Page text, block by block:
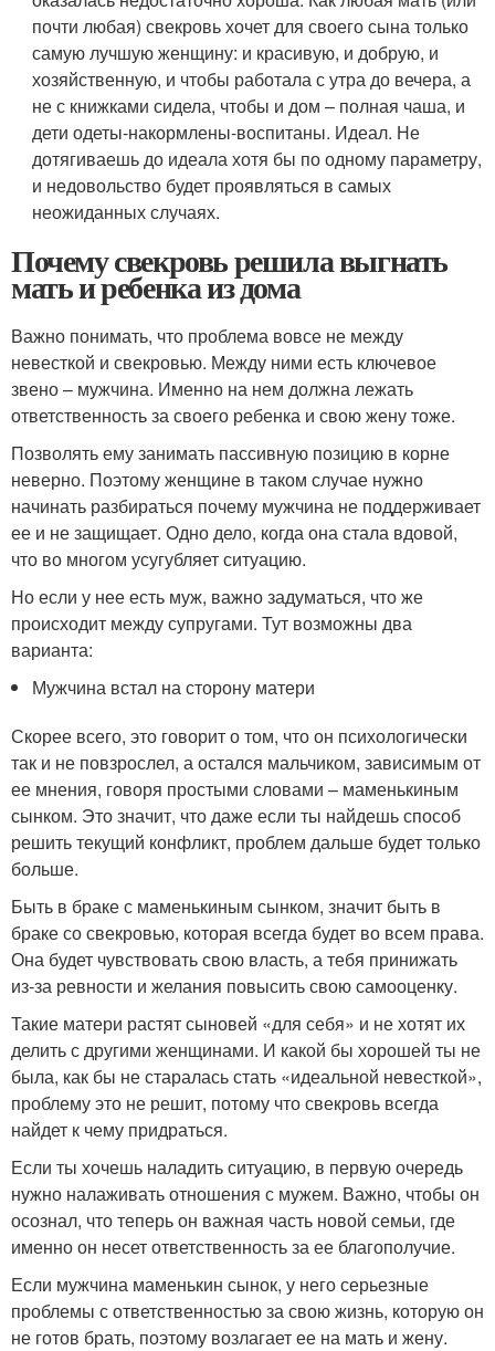
почти любая) свекровь хочет для своего сына только
самую лучшую женщину: и красивую, и добрую, и
хозяйственную, и чтобы работала с утра до вечера, а
не с книжками сидела, чтобы и дом – полная чаша, и
дети одеты-накормлены-воспитаны. Идеал. Не
дотягиваешь до идеала хотя бы по одному параметру,
и недовольство будет проявляться в самых
неожиданных случаях.
Почему свекровь решила выгнать
мать и ребенка из дома
Важно понимать, что проблема вовсе не между
невесткой и свекровью. Между ними есть ключевое
звено – мужчина. Именно на нем должна лежать
ответственность за своего ребенка и свою жену тоже.
Позволять ему занимать пассивную позицию в корне
неверно. Поэтому женщине в таком случае нужно
начинать разбираться почему мужчина не поддерживает
ее и не защищает. Одно дело, когда она стала вдовой,
что во многом усугубляет ситуацию.
Но если у нее есть муж, важно задуматься, что же
происходит между супругами. Тут возможны два
варианта:
Мужчина встал на сторону матери
Скорее всего, это говорит о том, что он психологически
так и не повзрослел, а остался мальчиком, зависимым от
ее мнения, говоря простыми словами – маменькиным
сынком. Это значит, что даже если ты найдешь способ
решить текущий конфликт, проблем дальше будет только
больше.
Быть в браке с маменькиным сынком, значит быть в
браке со свекровью, которая всегда будет во всем права.
Она будет чувствовать свою власть, а тебя принижать
из-за ревности и желания повысить свою самооценку.
Такие матери растят сыновей «для себя» и не хотят их
делить с другими женщинами. И какой бы хорошей ты не
была, как бы не старалась стать «идеальной невесткой»,
проблему это не решит, потому что свекровь всегда
найдет к чему придраться.
Если ты хочешь наладить ситуацию, в первую очередь
нужно налаживать отношения с мужем. Важно, чтобы он
осознал, что теперь он важная часть новой семьи, где
именно он несет ответственность за ее благополучие.
Если мужчина маменькин сынок, у него серьезные
проблемы с ответственностью за свою жизнь, которую он
не готов брать, поэтому возлагает ее на мать и жену.